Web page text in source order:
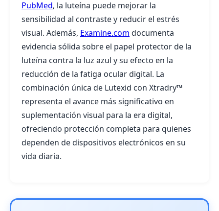
PubMed, la luteína puede mejorar la
sensibilidad al contraste y reducir el estrés
visual. Además, Examine.com documenta
evidencia sólida sobre el papel protector de la
luteína contra la luz azul y su efecto en la
reducción de la fatiga ocular digital. La
combinación única de Lutexid con Xtradry™
representa el avance más significativo en
suplementación visual para la era digital,
ofreciendo protección completa para quienes
dependen de dispositivos electrónicos en su
vida diaria.